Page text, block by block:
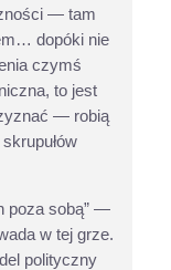
— tam
dopóki nie
czymś
to jest
— robią
poza sobą” —
w tej grze.
polityczny